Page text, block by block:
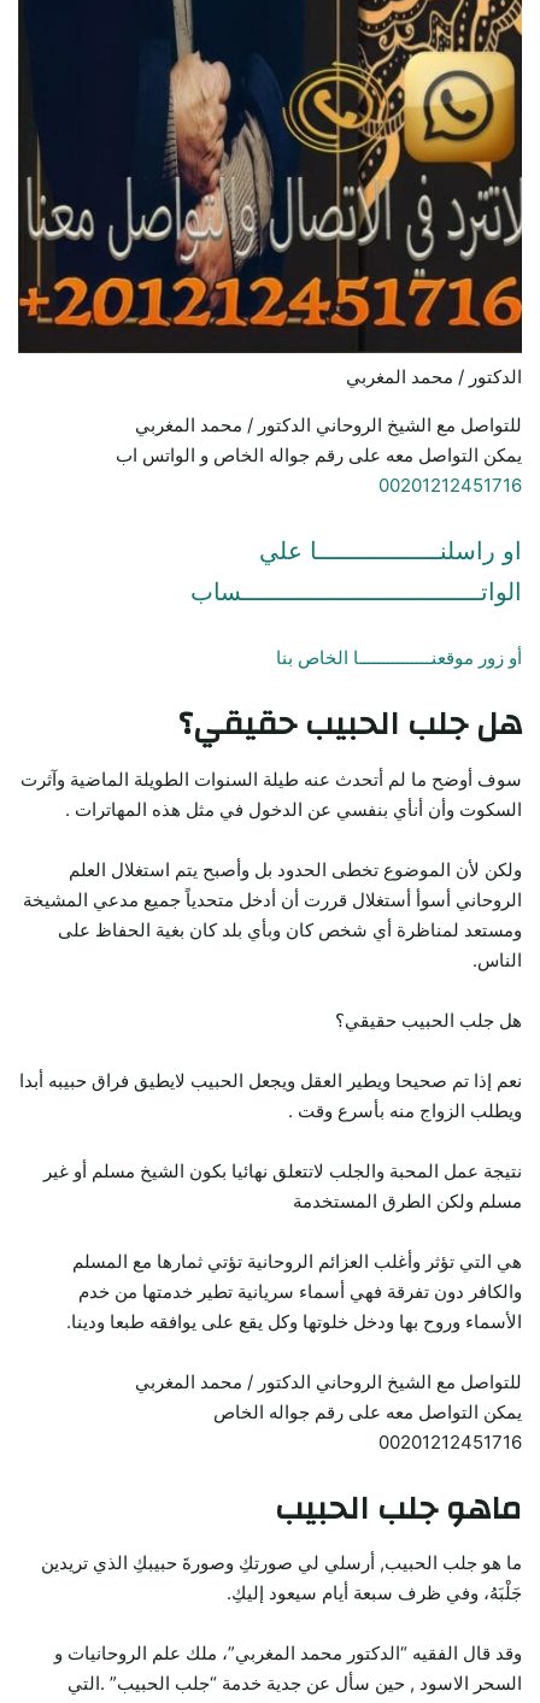
الدكتور / محمد المغربي
للتواصل مع الشيخ الروحاني الدكتور / محمد المغربي
يمكن التواصل معه على رقم جواله الخاص و الواتس اب
00201212451716
او راسلنـــــــــــــــــا علي
الواتـــــــــــــــــــــــــــــــــساب
أو زور موقعنـــــــــــــــا الخاص بنا
هل جلب الحبيب حقيقي؟
سوف أوضح ما لم أتحدث عنه طيلة السنوات الطويلة الماضية وآثرت
السكوت وأن أنأي بنفسي عن الدخول في مثل هذه المهاترات .
ولكن لأن الموضوع تخطى الحدود بل وأصبح يتم استغلال العلم
الروحاني أسوأ أستغلال قررت أن أدخل متحدياً جميع مدعي المشيخة
ومستعد لمناظرة أي شخص كان وبأي بلد كان بغية الحفاظ على
الناس.
هل جلب الحبيب حقيقي؟
نعم إذا تم صحيحا ويطير العقل ويجعل الحبيب لايطيق فراق حبيبه أبدا
ويطلب الزواج منه بأسرع وقت .
نتيجة عمل المحبة والجلب لاتتعلق نهائيا بكون الشيخ مسلم أو غير
مسلم ولكن الطرق المستخدمة
هي التي تؤثر وأغلب العزائم الروحانية تؤتي ثمارها مع المسلم
والكافر دون تفرقة فهي أسماء سريانية تطير خدمتها من خدم
الأسماء وروح بها ودخل خلوتها وكل يقع على يوافقه طبعا ودينا.
للتواصل مع الشيخ الروحاني الدكتور / محمد المغربي
يمكن التواصل معه على رقم جواله الخاص
00201212451716
ماهو جلب الحبيب
ما هو جلب الحبيب, أرسلي لي صورتكِ وصورةَ حبيبكِ الذي تريدين
جَلْبَهُ، وفي ظرف سبعة أيام سيعود إليكِ.
وقد قال الفقيه “الدكتور محمد المغربي”، ملك علم الروحانيات و
السحر الاسود , حين سأل عن جدية خدمة “جلب الحبيب” .التي